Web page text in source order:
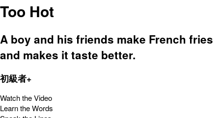
Too Hot
A boy and his friends make French fries
and makes it taste better.
初級者+
Watch the Video
Learn the Words